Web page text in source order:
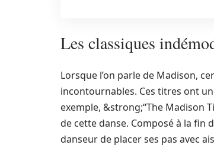
Les classiques
Lorsque l’on parle de Madison,
incontournables. Ces titres ont
exemple, &strong;“The Madison
de cette danse. Composé à la fin
danseur de placer ses pas avec